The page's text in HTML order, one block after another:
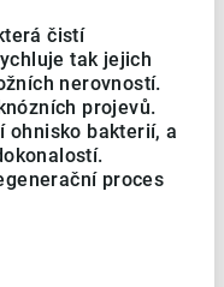
čistí
tak jejich
nerovností.
projevů.
ohnisko bakterií, a
proces